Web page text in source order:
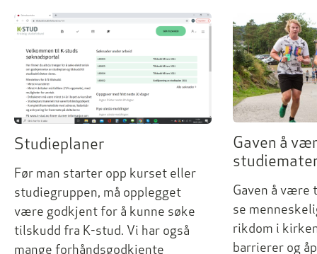
Studieplaner
Før man starter opp kurset eller
studiegruppen, må opplegget
være godkjent for å kunne søke
tilskudd fra K-stud. Vi har også
mange forhåndsgodkjente
Gaven å
Gaven å være
se
rikdom i
barrierer og